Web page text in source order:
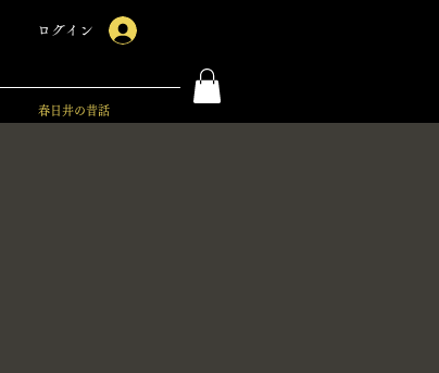
ログイン
春日井の昔話